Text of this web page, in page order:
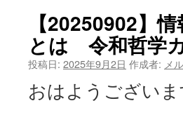
【20250902】
とは 令和哲学
投稿日: 2025年9月2日 作成者: メ
おはようござい